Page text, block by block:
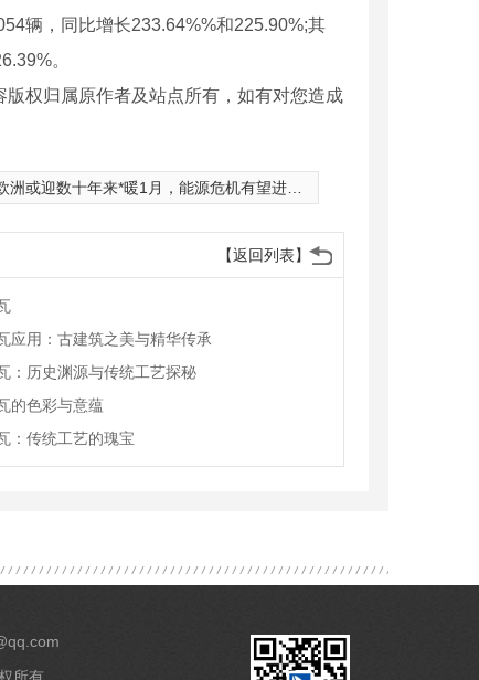
辆，同比增长233.64%%和225.90%;其
。
权归属原作者及站点所有，如有对您造成
洲或迎数十年来*暖1月，能源危机有望进一步**
【返回列表】
应用：古建筑之美与精华传承
：历史渊源与传统工艺探秘
的色彩与意蕴
：传统工艺的瑰宝